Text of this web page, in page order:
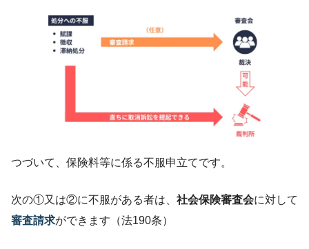
つづいて、保険料等に係る不服申立てです。
次の①又は②に不服がある者は、 社会保険審査会に対して
審査請求ができます（法190条）